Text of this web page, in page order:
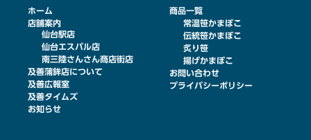
ホーム
店舗案内
仙台駅店
仙台エスパル店
南三陸さんさん商店街店
及善蒲鉾店について
及善広報室
及善タイムズ
お知らせ
商品一覧
常温笹かまぼこ
伝統笹かまぼこ
炙り笹
揚げかまぼこ
お問い合わせ
プライバシーポリシー